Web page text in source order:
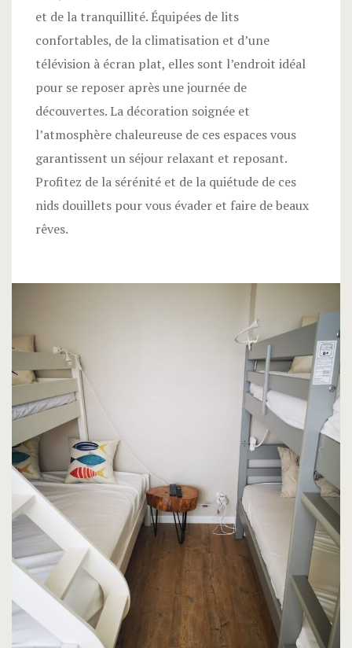
et de la tranquillité. Équipées de lits
confortables, de la climatisation et d’une
télévision à écran plat, elles sont l’endroit idéal
pour se reposer après une journée de
découvertes. La décoration soignée et
l’atmosphère chaleureuse de ces espaces vous
garantissent un séjour relaxant et reposant.
Profitez de la sérénité et de la quiétude de ces
nids douillets pour vous évader et faire de beaux
rêves.